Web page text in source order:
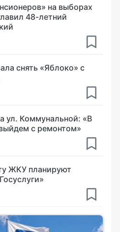
на выборах
48-летний
снять «Яблоко» с
ул. Коммунальной: «В
с ремонтом»
ЖКУ планируют